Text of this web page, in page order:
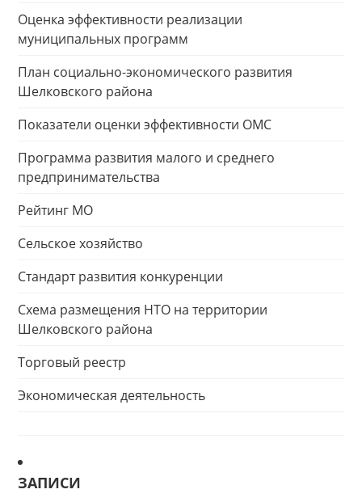
Оценка эффективности реализации
муниципальных программ
План социально-экономического развития
Шелковского района
Показатели оценки эффективности ОМС
Программа развития малого и среднего
предпринимательства
Рейтинг МО
Сельское хозяйство
Стандарт развития конкуренции
Схема размещения НТО на территории
Шелковского района
Торговый реестр
Экономическая деятельность
ЗАПИСИ